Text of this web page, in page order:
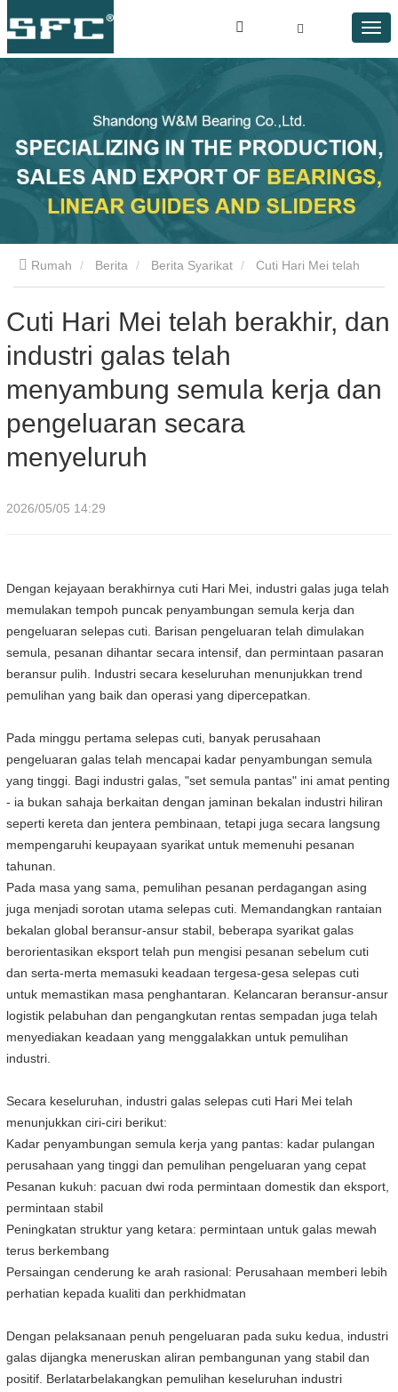
Rumah Berita Berita Syarikat
dan pengeluaran secara menyeluruh
Cuti Hari Mei telah berakhir, dan
industri galas telah
menyambung semula kerja dan
pengeluaran secara
menyeluruh
2026/05/05 14:29
Dengan kejayaan berakhirnya cuti Hari Mei, industri galas juga telah
memulakan tempoh puncak penyambungan semula kerja dan
pengeluaran selepas cuti. Barisan pengeluaran telah dimulakan
semula, pesanan dihantar secara intensif, dan permintaan pasaran
beransur pulih. Industri secara keseluruhan menunjukkan trend
pemulihan yang baik dan operasi yang dipercepatkan.
Pada minggu pertama selepas cuti, banyak perusahaan
pengeluaran galas telah mencapai kadar penyambungan semula
yang tinggi. Bagi industri galas, "set semula pantas" ini amat penting
- ia bukan sahaja berkaitan dengan jaminan bekalan industri hiliran
seperti kereta dan jentera pembinaan, tetapi juga secara langsung
mempengaruhi keupayaan syarikat untuk memenuhi pesanan
tahunan.
Pada masa yang sama, pemulihan pesanan perdagangan asing
juga menjadi sorotan utama selepas cuti. Memandangkan rantaian
bekalan global beransur-ansur stabil, beberapa syarikat galas
berorientasikan eksport telah pun mengisi pesanan sebelum cuti
dan serta-merta memasuki keadaan tergesa-gesa selepas cuti
untuk memastikan masa penghantaran. Kelancaran beransur-ansur
logistik pelabuhan dan pengangkutan rentas sempadan juga telah
menyediakan keadaan yang menggalakkan untuk pemulihan
industri.
Secara keseluruhan, industri galas selepas cuti Hari Mei telah
menunjukkan ciri-ciri berikut:
Kadar penyambungan semula kerja yang pantas: kadar pulangan
perusahaan yang tinggi dan pemulihan pengeluaran yang cepat
Pesanan kukuh: pacuan dwi roda permintaan domestik dan eksport,
permintaan stabil
Peningkatan struktur yang ketara: permintaan untuk galas mewah
terus berkembang
Persaingan cenderung ke arah rasional: Perusahaan memberi lebih
perhatian kepada kualiti dan perkhidmatan
Dengan pelaksanaan penuh pengeluaran pada suku kedua, industri
galas dijangka meneruskan aliran pembangunan yang stabil dan
positif. Berlatarbelakangkan pemulihan keseluruhan industri